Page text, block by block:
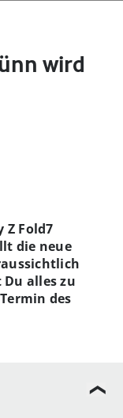
wird
Z Fold7
die neue
alles zu
des